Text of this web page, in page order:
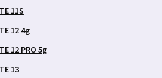
11S
12 4g
12 PRO 5g
13